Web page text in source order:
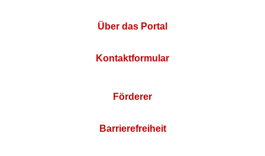
Über das Portal
Kontaktformular
Förderer
Barrierefreiheit